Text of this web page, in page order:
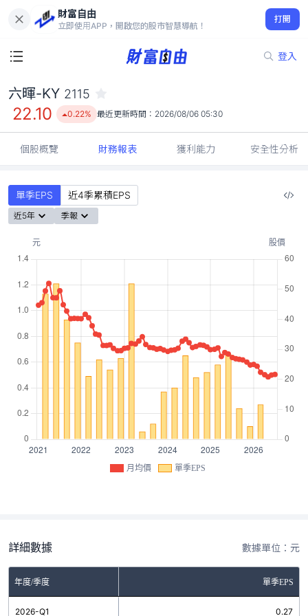
財富自由
立即使用APP，開啟您的股市智慧導航！
打開
登入
22.10
0.22%
六暉-KY 2115
22.10 0.22% 最近更新時間： 2026/08/06 05:30
個股概覽 財務報表 獲利能力 安全性分析
單季EPS 近4季累積EPS
近5年 季報
月均價 單季EPS
詳細數據 數據單位：元
年度/季度 單季EPS
2026-Q1 0.27